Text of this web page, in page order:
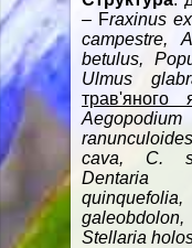
– Fraxinus
campestre,
betulus,
Ulmus
трав'яного
cava, C.
Dentaria
Stellaria